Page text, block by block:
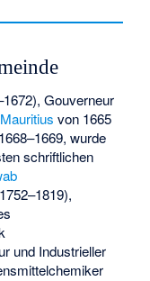
Gouverneur
Mauritius von 1665
wurde
schriftlichen
und Industrieller